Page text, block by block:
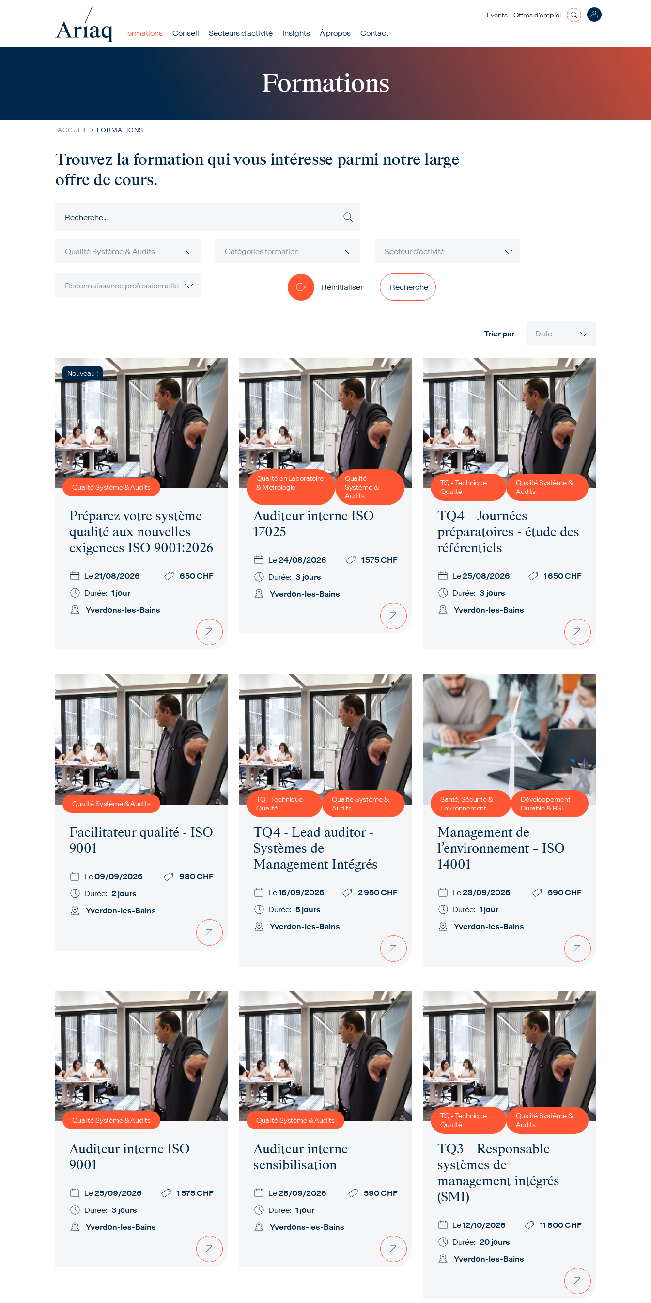
Aller au contenu principal
Navigation principale
Formations Conseil Secteurs d'activité Insights À propos Contact
Top bar menu
Events Offres d’emploi
Formations
ACCUEIL FORMATIONS
Trouvez la formation qui vous intéresse parmi notre large
offre de cours.
Trier par
Recherche
Réinitialiser
Qualité Système & Audits
Nouveau !
Préparez votre système
qualité aux nouvelles
exigences ISO 9001:2026
Le21/08/2026
650 CHF
Durée: 1 jour
Yverdons-les-Bains
Qualité en Laboratoire
& Métrologie
Qualité
Système &
Audits
Auditeur interne ISO
17025
Le24/08/2026
1 575 CHF
Durée: 3 jours
Yverdon-les-Bains
TQ - Technique
Qualité
Qualité Système &
Audits
TQ4 – Journées
préparatoires - étude des
référentiels
Le25/08/2026
1 650 CHF
Durée: 3 jours
Yverdon-les-Bains
Qualité Système & Audits
Facilitateur qualité - ISO
9001
Le09/09/2026
980 CHF
Durée: 2 jours
Yverdon-les-Bains
TQ - Technique
Qualité
Qualité Système &
Audits
TQ4 - Lead auditor -
Systèmes de
Management Intégrés
Le16/09/2026
2 950 CHF
Durée: 5 jours
Yverdon-les-Bains
Santé, Sécurité &
Environnement
Développement
Durable & RSE
Management de
l’environnement – ISO
14001
Le23/09/2026
590 CHF
Durée: 1 jour
Yverdon-les-Bains
Qualité Système & Audits
Auditeur interne ISO
9001
Le25/09/2026
1 575 CHF
Durée: 3 jours
Yverdon-les-Bains
Qualité Système & Audits
Auditeur interne –
sensibilisation
Le28/09/2026
590 CHF
Durée: 1 jour
Yverdons-les-Bains
TQ - Technique
Qualité
Qualité Système &
Audits
TQ3 – Responsable
systèmes de
management intégrés
(SMI)
Le12/10/2026
11 800 CHF
Durée: 20 jours
Yverdon-les-Bains